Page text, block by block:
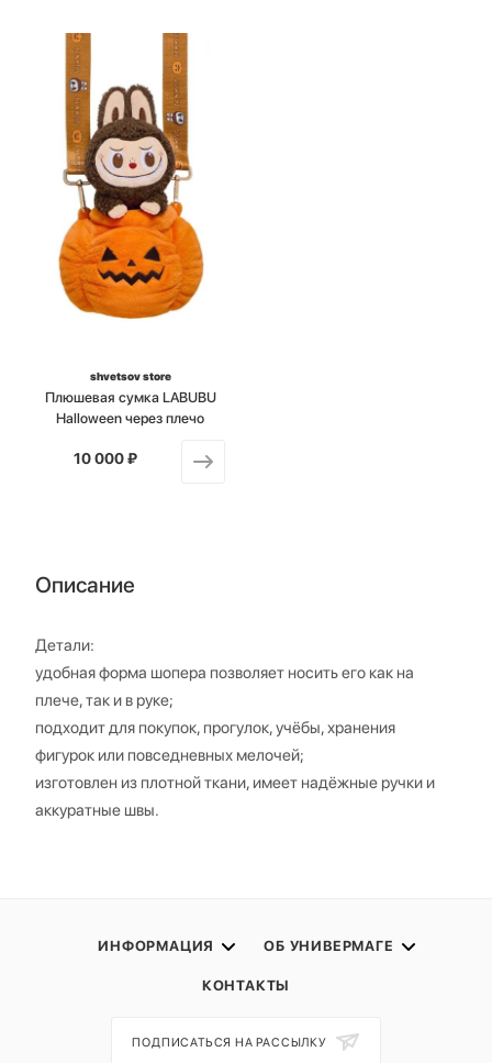
shvetsov store
Плюшевая сумка LABUBU
Halloween через плечо
от
10 000 ₽
Описание
Детали:
удобная форма шопера позволяет носить его как на
плече, так и в руке;
подходит для покупок, прогулок, учёбы, хранения
фигурок или повседневных мелочей;
изготовлен из плотной ткани, имеет надёжные ручки и
аккуратные швы.
ИНФОРМАЦИЯ ОБ УНИВЕРМАГЕ
КОНТАКТЫ
ПОДПИСАТЬСЯ НА РАССЫЛКУ